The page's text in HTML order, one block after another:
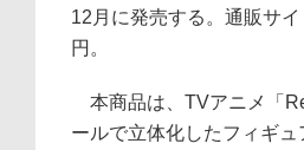
12月に発売する。通販サ
円。
本商品は、TVアニメ「
ールで立体化したフィギ